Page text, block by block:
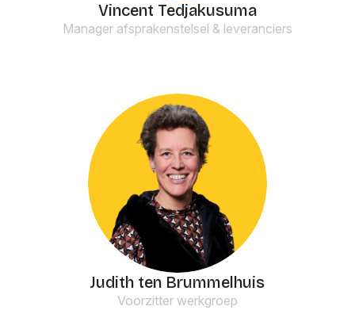
Vincent Tedjakusuma
Manager afsprakenstelsel & leveranciers
Judith ten Brummelhuis
Voorzitter werkgroep